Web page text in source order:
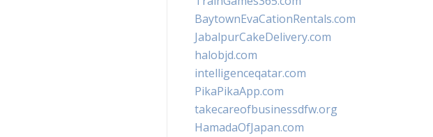
BaytownEvaCationRentals.com
JabalpurCakeDelivery.com
halobjd.com
intelligenceqatar.com
PikaPikaApp.com
takecareofbusinessdfw.org
HamadaOfJapan.com